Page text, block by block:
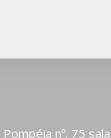
Pompéia nº. 75